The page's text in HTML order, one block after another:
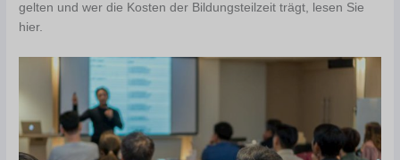
gelten und wer die Kosten der Bildungsteilzeit trägt, lesen Sie
hier.